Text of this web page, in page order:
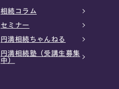
相続コラム
セミナー
円満相続ちゃんねる
円満相続塾（受講生募集
中）